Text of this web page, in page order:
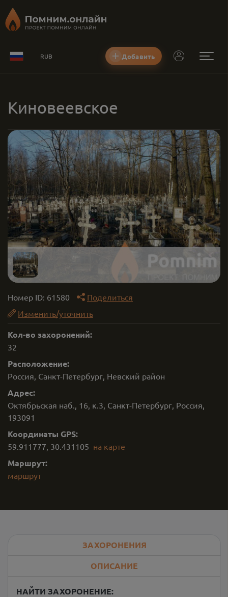
RUB Добавить
Киновеевское
Номер ID: 61580
Поделиться
Изменить/уточнить
Кол-во захоронений:
32
Расположение:
Россия, Санкт-Петербург, Невский район
Адрес:
Октябрьская наб., 16, к.3, Санкт-Петербург, Россия,
193091
Координаты GPS:
59.911777, 30.431105 на карте
Маршрут:
маршрут
ЗАХОРОНЕНИЯ
ОПИСАНИЕ
НАЙТИ ЗАХОРОНЕНИЕ: